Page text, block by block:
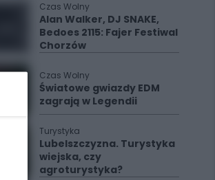
Czas Wolny
Alan Walker, DJ SNAKE,
Bedoes 2115: Fajer Festiwal
Chorzów
Czas Wolny
Światowe gwiazdy EDM
zagrają w Legendii
Turystyka
Lubelszczyzna. Turystyka
wiejska, czy
agroturystyka?